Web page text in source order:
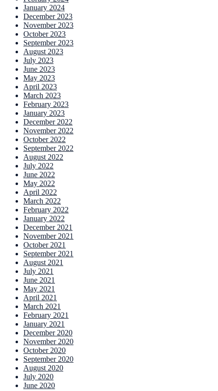
January 2024
December 2023
November 2023
October 2023
September 2023
August 2023
July 2023
June 2023
May 2023
April 2023
March 2023
February 2023
January 2023
December 2022
November 2022
October 2022
September 2022
August 2022
July 2022
June 2022
May 2022
April 2022
March 2022
February 2022
January 2022
December 2021
November 2021
October 2021
September 2021
August 2021
July 2021
June 2021
May 2021
April 2021
March 2021
February 2021
January 2021
December 2020
November 2020
October 2020
September 2020
August 2020
July 2020
June 2020